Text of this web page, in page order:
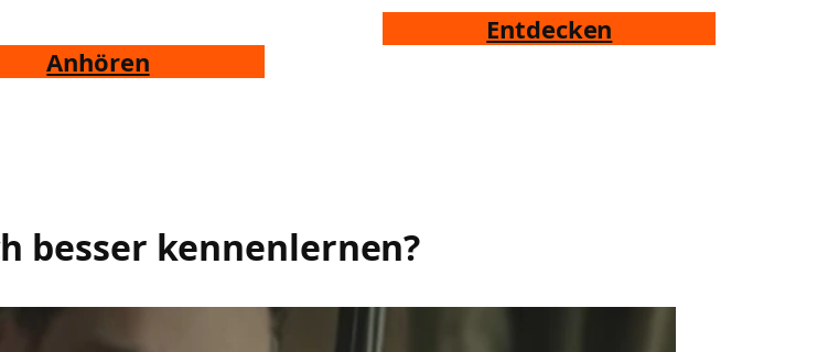
Anhören
Entdecken
besser kennenlernen?